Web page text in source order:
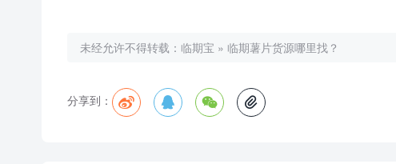
未经允许不得转载： 临期宝 » 临期薯片货源哪里找？
分享到：    